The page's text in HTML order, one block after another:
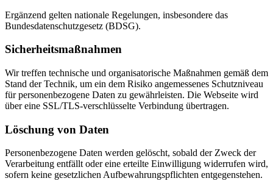
Ergänzend gelten nationale Regelungen, insbesondere das
Bundesdatenschutzgesetz (BDSG).
Sicherheitsmaßnahmen
Wir treffen technische und organisatorische Maßnahmen gemäß dem
Stand der Technik, um ein dem Risiko angemessenes Schutzniveau
für personenbezogene Daten zu gewährleisten. Die Webseite wird
über eine SSL/TLS-verschlüsselte Verbindung übertragen.
Löschung von Daten
Personenbezogene Daten werden gelöscht, sobald der Zweck der
Verarbeitung entfällt oder eine erteilte Einwilligung widerrufen wird,
sofern keine gesetzlichen Aufbewahrungspflichten entgegenstehen.